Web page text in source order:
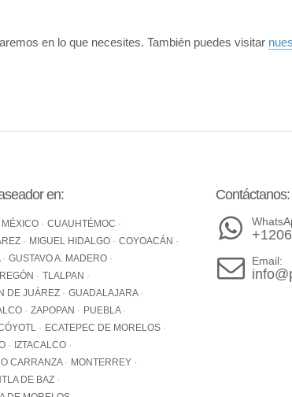
en lo que necesites. También puedes visitar
en:
CUAUHTÉMOC
MIGUEL HIDALGO
COYOACÁN
GUSTAVO A. MADERO
TLALPAN
DE JUÁREZ
GUADALAJARA
ZAPOPAN
PUEBLA
ECATEPEC DE MORELOS
IZTACALCO
CARRANZA
MONTERREY
DE BAZ
Contáctanos:
Email: